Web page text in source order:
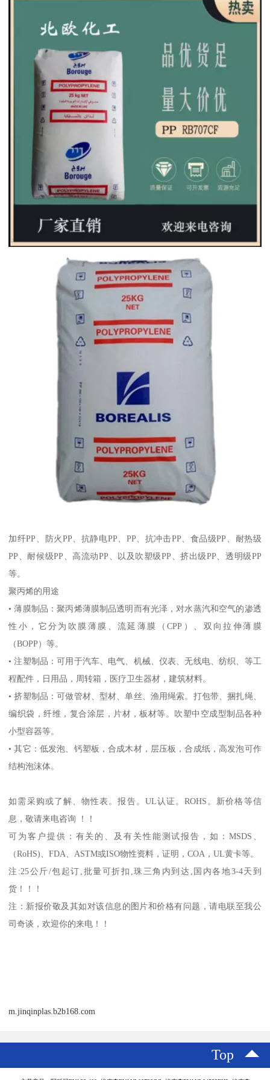
加纤PP 、防火 PP 、抗静电PP PP 、抗冲击PP 、食品级PP 、耐热级
PP 、耐候级PP 、高流动PP 、以及吹塑级PP 、挤出级PP 、透明级PP
等。
聚丙烯的用途
•薄膜制品：聚丙烯薄膜制品透明而有光泽，对水蒸汽和空气的渗透
性小，它分为吹膜薄膜、流延薄膜（CPP ）、双向拉伸薄膜
（BOPP ）等。
•注塑制品：可用于汽车、电气、机械、仪表、无线电、纺织、等工
程配件，日用品，周转箱，医疗卫生器材，建筑材料。
•挤塑制品：可做管材、型材、单丝、渔用绳索。打包带、捆扎绳、
编织袋，纤维，复合涂层，片材，板材等。吹塑中空成型制品各种
小型容器等。
•其它：低发泡、钙塑板，合成木材，层压板，合成纸，高发泡可作
结构泡沫体。
如需采购或了解、物性表。报告。 UL认证。ROHS 。新价格等信
息，敬请来电咨询 ！！
可为客户提供：有关的、及有关性能测试报告，如： MSDS
（RoHS) 、FDA ASTM或ISO物性资料，证明，COA ，UL黄卡等。
注 :25公斤/包起订 批量可折扣 珠三角内到达 国内各地3-4天到
货！！！
注：新报价敬及其如对该信息的图片和价格有问题，请电联至我公
司奇谈，欢迎你的来电！！
m.jinqinplas.b2b168.com
Top